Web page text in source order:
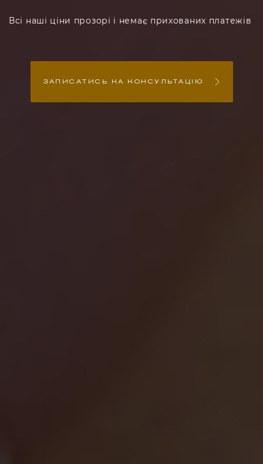
Всі наші ціни прозорі і немає прихованих платежів
ЗАПИСАТИСЬ НА КОНСУЛЬТАЦІЮ